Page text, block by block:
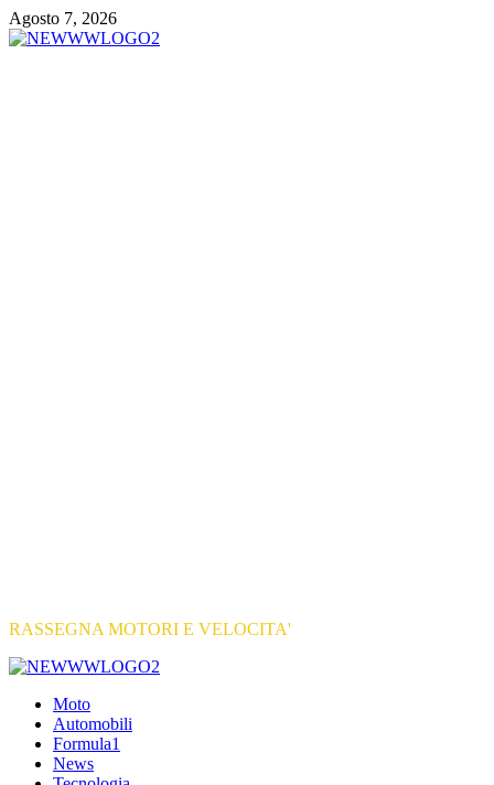
Vai
al
Agosto 7, 2026
RASSEGNA MOTORI E VELOCITA'
Primary
Moto
Automobili
Formula1
News